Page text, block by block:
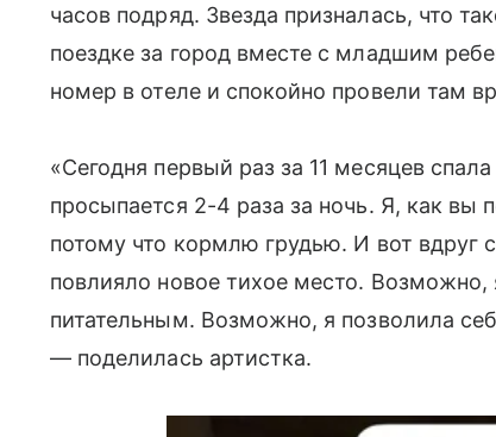
часов подряд. Звезда призналась, что
поездке за город вместе с младшим
номер в отеле и спокойно провели там
«Сегодня первый раз за 11 месяцев
просыпается 2-4 раза за ночь. Я, как вы
потому что кормлю грудью. И вот
повлияло новое тихое место.
питательным. Возможно, я позволила
— поделилась артистка.